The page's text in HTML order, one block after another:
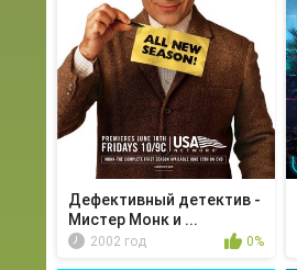
Дефективный детектив -
Мистер Монк и ...
2002 год 0%